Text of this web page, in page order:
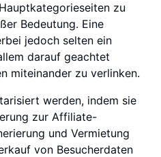
zu
Bedeutung. Eine
jedoch selten ein
darauf geachtet
miteinander zu verlinken.
werden, indem sie
zur Affiliate-
und Vermietung
von Besucherdaten